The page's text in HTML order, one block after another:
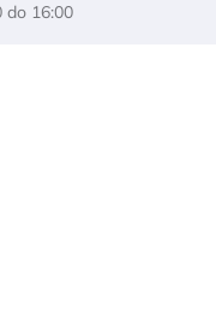
do 16:00